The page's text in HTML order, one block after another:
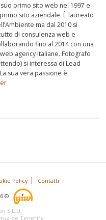
primo sito web nel 1997 e
sito aziendale. È laureato
ma dal 2010 si
di consulenza web e
fino al 2014 con una
agency Italiane. Fotografo
si interessa di Lead
sua vera passione è
Policy Contatti
©
S.L.U.
de Tenerife